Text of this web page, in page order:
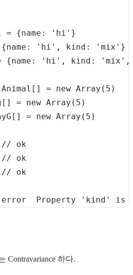
= {name : 'hi' }
{name : 'hi' , kind : 'mix' }
{name : 'hi' , kind : 'mix' ,
Animal [ ] = new Array ( 5 )
[ ] = new Array ( 5 )
[ ] = new Array ( 5 )
// ok
// ok
// ok
Property 'kind' is
Contravariance 하다.